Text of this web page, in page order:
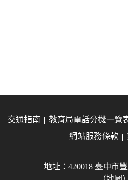
交通指南 教育局電話分機一覽
網站服務條款
地址：420018 臺中市